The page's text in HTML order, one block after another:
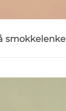
smokkelenke